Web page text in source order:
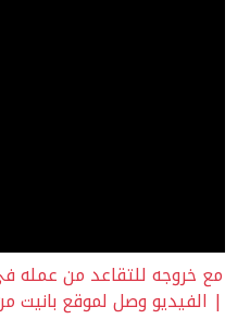
مع خروجه للتقاعد من عمله
| الفيديو وصل لموقع بانيت